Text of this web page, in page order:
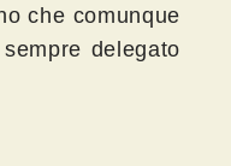
che comunque
delegato